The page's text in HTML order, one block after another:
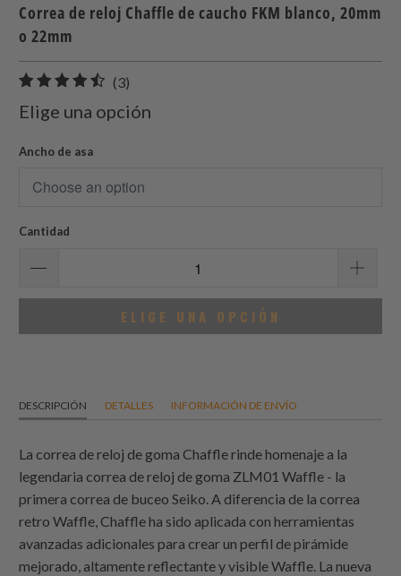
Correa de reloj Chaffle de caucho FKM blanco, 20mm
o 22mm
(3)
total
Elige una opción
Ancho de asa
Cantidad
ELIGE UNA OPCIÓN
DESCRIPCIÓN DETALLES INFORMACIÓN DE ENVÍO
La correa de reloj de goma Chaffle rinde homenaje a la
legendaria correa de reloj de goma ZLM01 Waffle - la
primera correa de buceo Seiko. A diferencia de la correa
retro Waffle, Chaffle ha sido aplicada con herramientas
avanzadas adicionales para crear un perfil de pirámide
mejorado, altamente reflectante y visible Waffle. La nueva